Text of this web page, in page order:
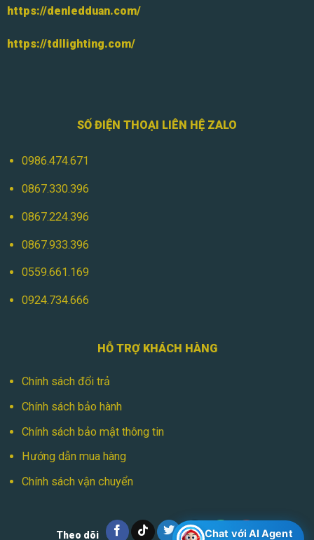
https://denledduan.com/
https://tdllighting.com/
SỐ ĐIỆN THOẠI LIÊN HỆ ZALO
0986.474.671
0867.330.396
0867.224.396
0867.933.396
0559.661.169
0924.734.666
HỖ TRỢ KHÁCH HÀNG
Chính sách đổi trả
Chính sách bảo hành
Chính sách bảo mật thông tin
Hướng dẫn mua hàng
Chính sách vận chuyển
Theo dõi Chat với AI Agent